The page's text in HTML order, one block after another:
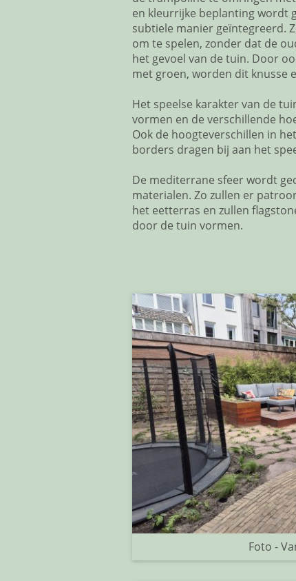
en kleurrijke beplanting wordt
subtiele manier geïntegreerd.
om te spelen, zonder dat de
het gevoel van de tuin. Door
met groen, worden dit knusse
Het speelse karakter van de
vormen en de verschillende
Ook de hoogteverschillen in
borders dragen bij aan het
De mediterrane sfeer wordt
materialen. Zo zullen er
het eetterras en zullen
door de tuin vormen.
Foto -